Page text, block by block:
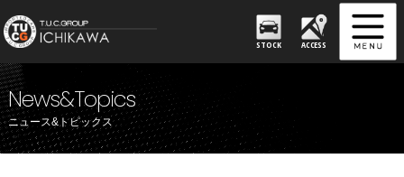
STOCK ACCESS
News&Topics
ニュース&トピックス